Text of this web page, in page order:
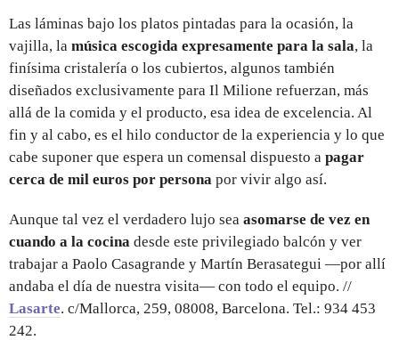
Las láminas bajo los platos pintadas para la ocasión, la
vajilla, la música escogida expresamente para la sala, la
finísima cristalería o los cubiertos, algunos también
diseñados exclusivamente para Il Milione refuerzan, más
allá de la comida y el producto, esa idea de excelencia. Al
fin y al cabo, es el hilo conductor de la experiencia y lo que
cabe suponer que espera un comensal dispuesto a pagar
cerca de mil euros por persona por vivir algo así.
Aunque tal vez el verdadero lujo sea asomarse de vez en
cuando a la cocina desde este privilegiado balcón y ver
trabajar a Paolo Casagrande y Martín Berasategui —por allí
andaba el día de nuestra visita— con todo el equipo. //
Lasarte. c/Mallorca, 259, 08008, Barcelona. Tel.: 934 453
242.